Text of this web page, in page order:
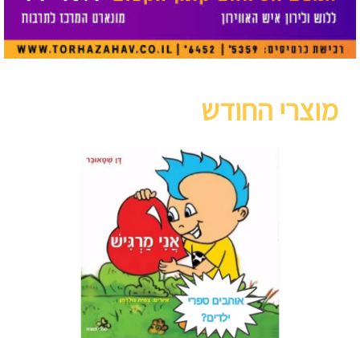
מוצרי החודש